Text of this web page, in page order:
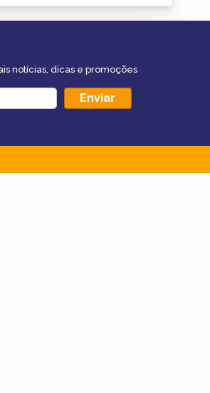
notícias, dicas e promoções